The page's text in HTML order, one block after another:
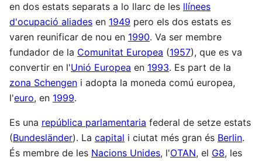
en dos estats separats a lo llarc de les llínees
d'ocupació aliades en 1949 pero els dos estats es
varen reunificar de nou en 1990. Va ser membre
fundador de la Comunitat Europea (1957), que es va
convertir en l'Unió Europea en 1993. Es part de la
zona Schengen i adopta la moneda comú europea,
l'euro, en 1999.
Es una república parlamentaria federal de setze estats
(Bundesländer). La capital i ciutat més gran és Berlin.
És membre de les Nacions Unides, l'OTAN, el G8, les